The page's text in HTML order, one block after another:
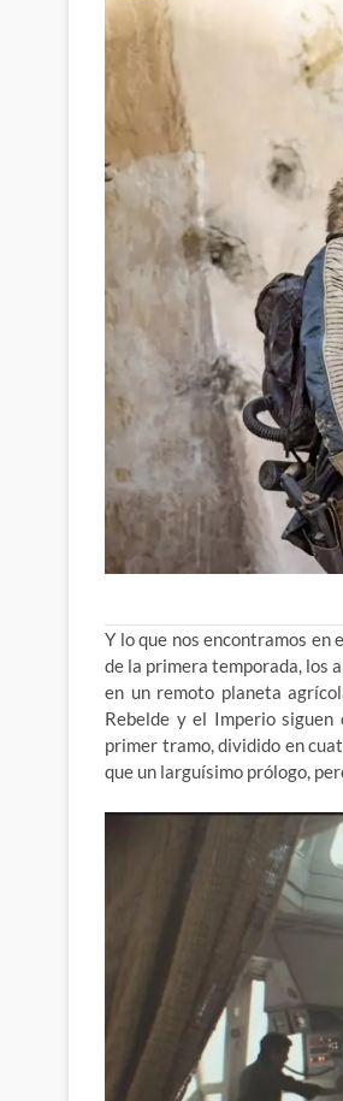
Y lo que nos encontramos
de la primera temporada, los
en un remoto planeta
Rebelde y el Imperio siguen
primer tramo, dividido en
que un larguísimo prólogo,